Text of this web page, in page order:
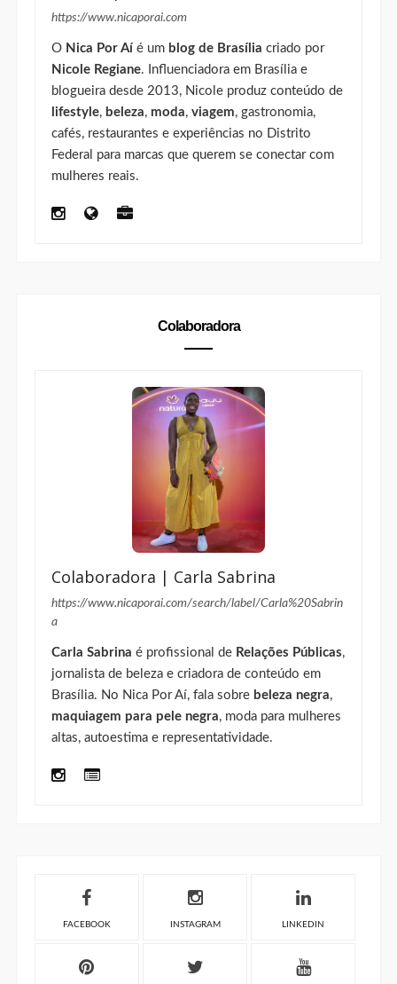
https://www.nicaporai.com
O Nica Por Aíé um blog de Brasília criado por
Nicole Regiane. Influenciadora em Brasília e
blogueira desde 2013, Nicole produz conteúdo de
lifestyle, beleza, moda, viagem, gastronomia,
cafés, restaurantes e experiências no Distrito
Federal para marcas que querem se conectar com
mulheres reais.
Colaboradora
Colaboradora | Carla Sabrina
https://www.nicaporai.com/search/label/Carla%20Sabrin
a
Carla Sabrina é profissional de Relações Públicas,
jornalista de beleza e criadora de conteúdo em
Brasília. No Nica Por Aí, fala sobre beleza negra,
maquiagem para pele negra, moda para mulheres
altas, autoestima e representatividade.
FACEBOOK INSTAGRAM LINKEDIN